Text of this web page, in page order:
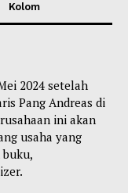
Kolom
2024 setelah
Pang Andreas di
ini akan
usaha yang